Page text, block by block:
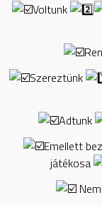
Voltunk
Szereztünk
Adtunk
Emellett
játékosa